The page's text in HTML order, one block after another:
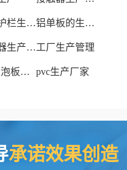
草坪护栏生产厂家 铝单板的生产厂家
激光器生产厂家工厂生产管理
xps发泡板材生产线 pvc生产厂家
承诺效果创造